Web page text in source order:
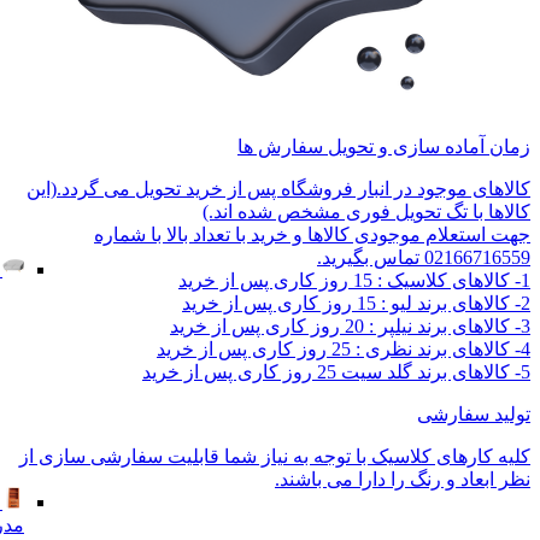
زمان آماده سازی و تحویل سفارش ها
کالاهای موجود در انبار فروشگاه پس از خرید تحویل می گردد.(این
کالاها با تگ تحویل فوری مشخص شده اند.)
جهت استعلام موجودی کالاها و خرید با تعداد بالا با شماره
02166716559 تماس بگیرید.
1- کالاهای کلاسیک : 15 روز کاری پس از خرید
2- کالاهای برند لیو : 15 روز کاری پس از خرید
3- کالاهای برند نیلپر : 20 روز کاری پس از خرید
4- کالاهای برند نظری : 25 روز کاری پس از خرید
5- کالاهای برند گلد سیت 25 روز کاری پس از خرید
تولید سفارشی
کلیه کارهای کلاسیک با توجه به نیاز شما قابلیت سفارشی سازی از
نظر ابعاد و رنگ را دارا می باشند.